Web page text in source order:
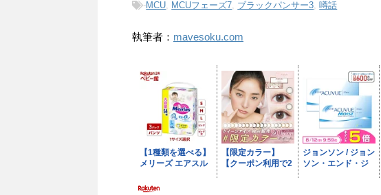
-MCU MCUフェーズ7 ブラックパンサー3 噂話
執筆者： mavesoku.com